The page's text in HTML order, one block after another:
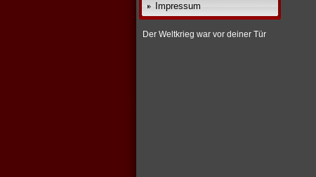
Impressum
Der Weltkrieg war vor deiner Tür